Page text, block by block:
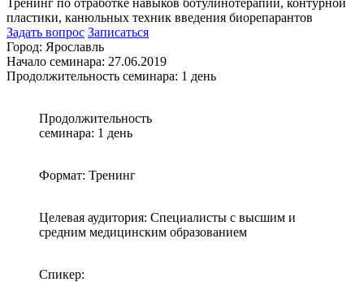
пластики, канюльных техник введения биорепарантов
Задать вопрос Записаться
Город: Ярославль
Начало семинара: 27.06.2019
Продолжительность семинара: 1 день
Продолжительность
семинара: 1 день
Формат: Тренинг
Целевая аудитория: Специалисты с высшим и
средним медицинским образованием
Спикер: